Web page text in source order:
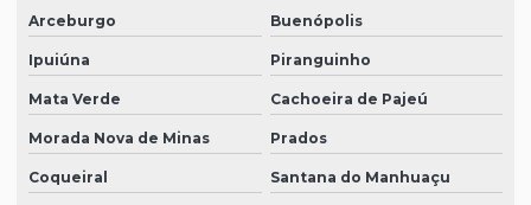
Arceburgo Buenópolis
Ipuiúna Piranguinho
Mata Verde Cachoeira de Pajeú
Morada Nova de Minas Prados
Coqueiral Santana do Manhuaçu